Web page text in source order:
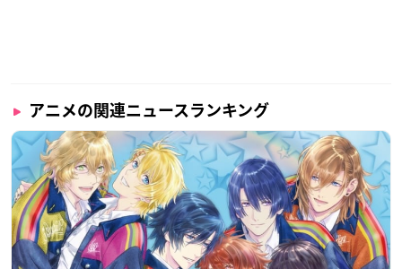
アニメの関連ニュースランキング